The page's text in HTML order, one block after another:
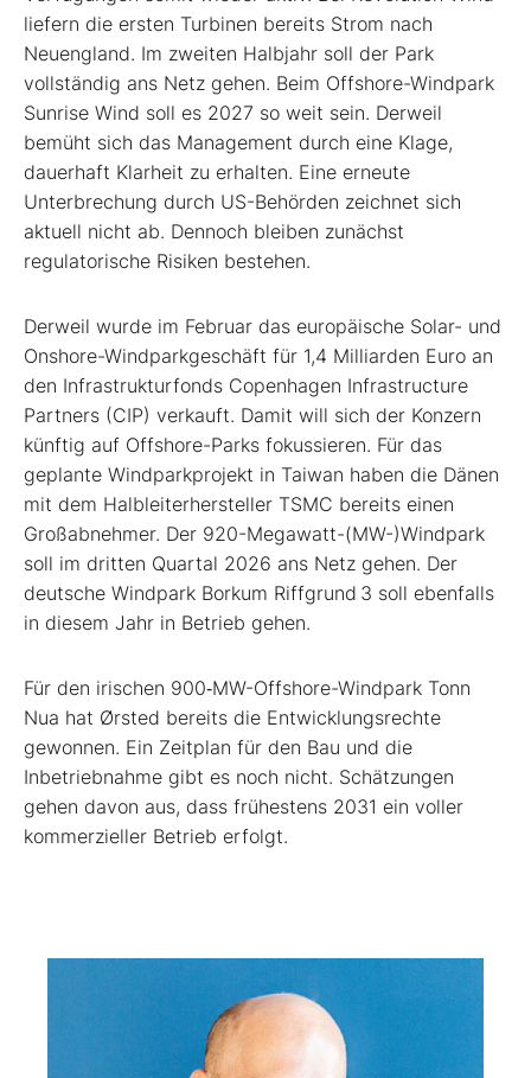
liefern die ersten Turbinen bereits Strom nach
Neuengland. Im zweiten Halbjahr soll der Park
vollständig ans Netz gehen. Beim Offshore-Windpark
Sunrise Wind soll es 2027 so weit sein. Derweil
bemüht sich das Management durch eine Klage,
dauerhaft Klarheit zu erhalten. Eine erneute
Unterbrechung durch US-Behörden zeichnet sich
aktuell nicht ab. Dennoch bleiben zunächst
regulatorische Risiken bestehen.
Derweil wurde im Februar das europäische Solar- und
Onshore-Windparkgeschäft für 1,4 Milliarden Euro an
den Infrastrukturfonds Copenhagen Infrastructure
Partners (CIP) verkauft. Damit will sich der Konzern
künftig auf Off­shore-Parks ­fokussieren. Für das
geplante Windparkprojekt in Taiwan haben die Dänen
mit dem Halbleiterhersteller TSMC bereits einen
Großabnehmer. Der 920-Megawatt-(MW-)Windpark
soll im dritten Quartal 2026 ans Netz gehen. Der
deutsche Windpark Borkum Riffgrund 3 soll ebenfalls
in diesem Jahr in Betrieb gehen.
Für den irischen 900‑MW-Offshore-­Windpark Tonn
Nua hat Ørsted bereits die Entwicklungsrechte
gewonnen. Ein Zeitplan für den Bau und die
Inbetriebnahme gibt es noch nicht. Schätzungen
gehen davon aus, dass frühestens 2031 ein voller
kommerzieller Betrieb erfolgt.